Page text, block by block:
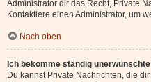
Administrator dir das Recht, Private
Kontaktiere einen Administrator, um
Nach oben
Ich bekomme ständig
Du kannst Private Nachrichten, die